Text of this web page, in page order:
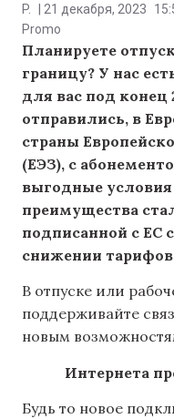
P. 21 декабря, 2023
Promo
Планируете
границу? У нас
для вас под конец
отправились, в
страны
(ЕЭЗ), с
выгодные
преимущества
подписанной с ЕС
снижении
В отпуске или
поддерживайте
новым
Интернета
Будь то новое